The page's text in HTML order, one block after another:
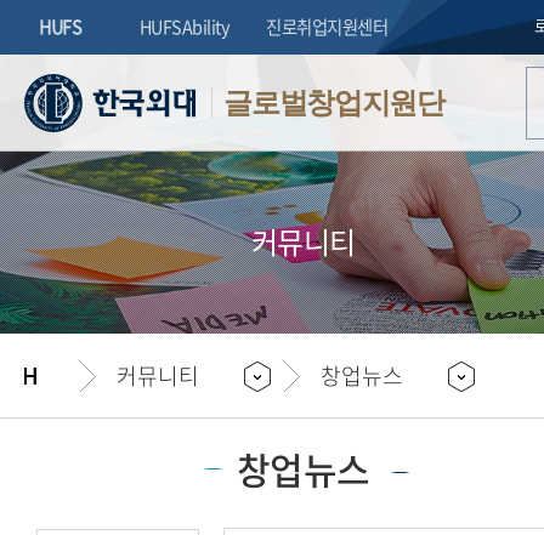
HUFS HUFSAbility 진로취업지원센터
글로벌창업지원단
커뮤니티
커뮤니티 창업뉴스
창업뉴스